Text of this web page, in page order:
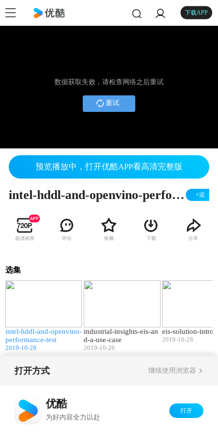
下载APP
数据获取失败，请检查网络之后重试
重试
预览播放中，打开优酷APP看高清完整版
intel-hddl-and-openvino-performance-test +追
超清画质 评论 收藏 下载 分享
选集
intel-hddl-and-openvino-
performance-test
2019-10-28
industrial-insights-eis-an
d-a-use-case
2019-10-28
eis-solution-
2019-10-28
打开方式 继续使用浏览器
优酷
为好内容全力以赴
打开